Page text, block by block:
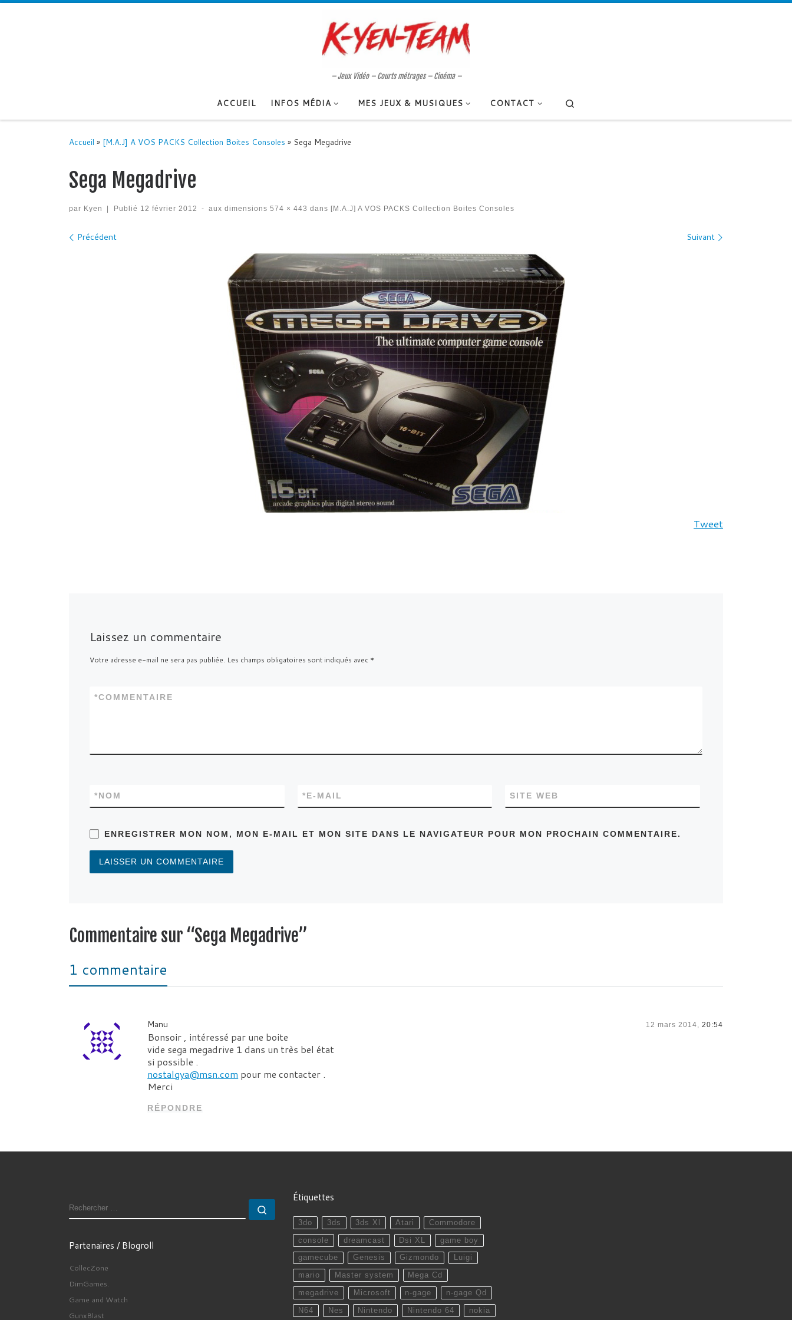
– Jeux Vidéo – Courts métrages – Cinéma –
ACCUEIL INFOS MÉDIA MES JEUX & MUSIQUES CONTACT
Accueil » [M.A.J] A VOS PACKS Collection Boites Consoles » Sega Megadrive
Sega Megadrive
par Kyen | Publié 12 février 2012 - aux dimensions 574 × 443 dans [M.A.J] A VOS PACKS Collection Boites Consoles
Navigation des images
Précédent Suivant
Tweet
Laissez un commentaire
Votre adresse e-mail ne sera pas publiée. Les champs obligatoires sont indiqués avec *
COMMENTAIRE
*
NOM
* E-MAIL
* SITE WEB
ENREGISTRER MON NOM, MON E-MAIL ET MON SITE DANS LE NAVIGATEUR POUR MON PROCHAIN COMMENTAIRE.
Commentaire sur “Sega Megadrive”
1 commentaire
Manu 12 mars 2014, 20:54
Bonsoir , intéressé par une boite
vide sega megadrive 1 dans un très bel état
si possible .
nostalgya@msn.com pour me contacter .
Merci
RÉPONDRE
RECHERCHER
Partenaires / Blogroll
CollecZone
DimGames.
Game and Watch
GunxBlast
Étiquettes
3do 3ds 3ds Xl Atari Commodore
console dreamcast Dsi XL game boy
gamecube Genesis Gizmondo Luigi
mario Master system Mega Cd
megadrive Microsoft n-gage n-gage Qd
N64 Nes Nintendo Nintendo 64 nokia